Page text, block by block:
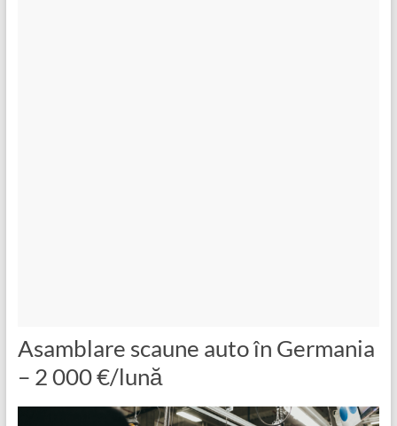
Asamblare scaune auto în Germania
– 2 000 €/lună